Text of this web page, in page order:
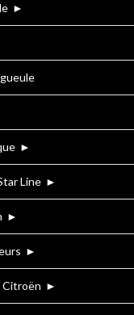
►
►
Line ►
►
►
Citroën ►